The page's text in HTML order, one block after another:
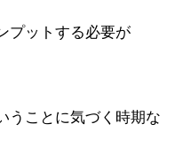
プットする必要が
うことに気づく時期な